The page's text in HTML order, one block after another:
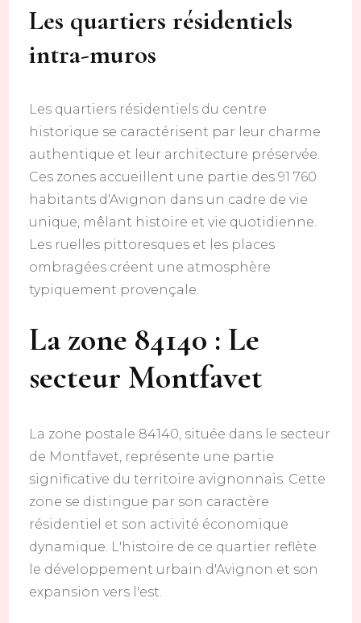
Les quartiers résidentiels
intra-muros
Les quartiers résidentiels du centre
historique se caractérisent par leur charme
authentique et leur architecture préservée.
Ces zones accueillent une partie des 91 760
habitants d'Avignon dans un cadre de vie
unique, mêlant histoire et vie quotidienne.
Les ruelles pittoresques et les places
ombragées créent une atmosphère
typiquement provençale.
La zone 84140 : Le
secteur Montfavet
La zone postale 84140, située dans le secteur
de Montfavet, représente une partie
significative du territoire avignonnais. Cette
zone se distingue par son caractère
résidentiel et son activité économique
dynamique. L'histoire de ce quartier reflète
le développement urbain d'Avignon et son
expansion vers l'est.